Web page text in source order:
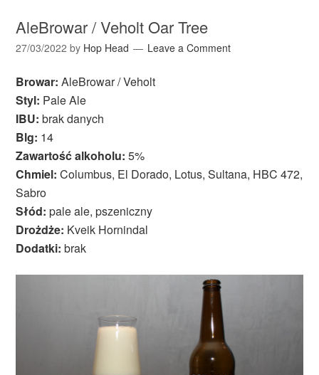
AleBrowar / Veholt Oar Tree
27/03/2022 by Hop Head Leave a Comment
Browar: AleBrowar / Veholt
Styl: Pale Ale
IBU: brak danych
Blg: 14
Zawartość alkoholu: 5%
Chmiel: Columbus, El Dorado, Lotus, Sultana, HBC 472,
Sabro
Słód: pale ale, pszeniczny
Drożdże: Kveik Hornindal
Dodatki: brak